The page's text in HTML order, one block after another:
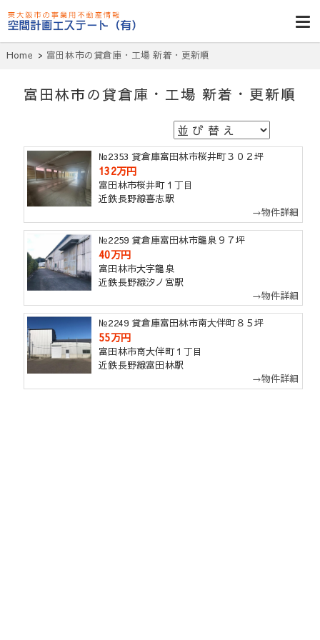
東大阪貸倉
庫・貸し工
場・賃貸事務
所・空室一
エステート
Home 富田林市の貸倉庫・工場 新着・更新順
富田林市の貸倉庫・工場 新着・更新順
№2353 貸倉庫富田林市桜井町３０２坪
132万円
富田林市桜井町１丁目
近鉄長野線喜志駅
→物件詳細
№2259 貸倉庫富田林市龍泉９７坪
40万円
富田林市大字龍泉
近鉄長野線汐ノ宮駅
→物件詳細
№2249 貸倉庫富田林市南大伴町８５坪
55万円
富田林市南大伴町１丁目
近鉄長野線富田林駅
→物件詳細